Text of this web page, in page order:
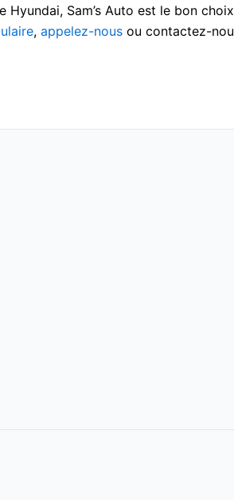
Hyundai, Sam’s Auto est le bon
, appelez-nous ou contactez-